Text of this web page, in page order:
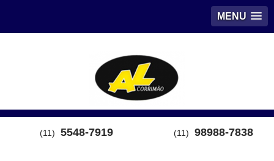
MENU
(11) 5548-7919 (11) 98988-7838